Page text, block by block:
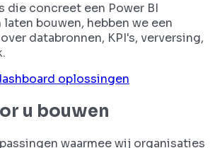
die concreet een Power BI
bouwen, hebben we een
databronnen, KPI's, verversing,
oplossingen
u bouwen
waarmee wij organisaties